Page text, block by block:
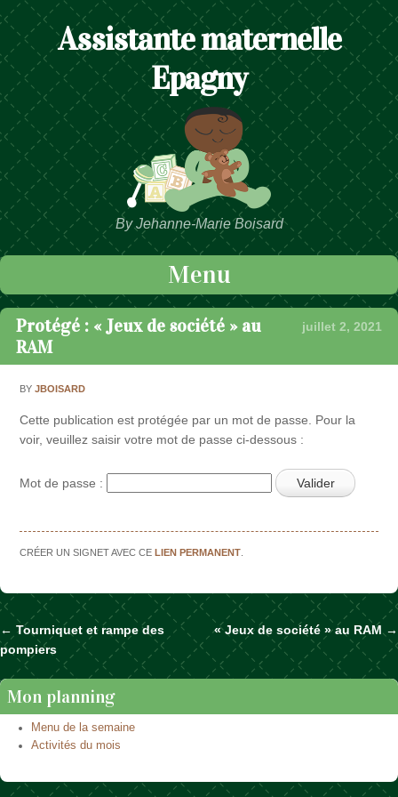
Assistante maternelle
Epagny
By Jehanne-Marie Boisard
Menu
Passer au contenu
Protégé : « Jeux de société » au
RAM
juillet 2, 2021
BYJBOISARD
Cette publication est protégée par un mot de passe. Pour la
voir, veuillez saisir votre mot de passe ci-dessous :
Mot de passe :
CRÉER UN SIGNET AVEC CELIEN PERMANENT
Naviguer dans les articles
← Tourniquet et rampe des
pompiers
« Jeux de société » au RAM →
Mon planning
Menu de la semaine
Activités du mois